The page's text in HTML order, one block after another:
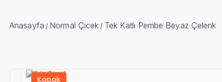
Babaya
Ferforjeler
Anasayfa / Normal Çicek / Tek Katlı Pembe Beyaz Çelenk
Kapak